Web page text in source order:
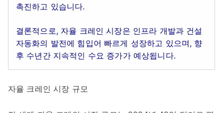
촉진하고 있습니다.
결론적으로, 자율 크레인 시장은 인프라 개발과 건설
자동화의 발전에 힘입어 빠르게 성장하고 있으며, 향
후 수년간 지속적인 수요 증가가 예상됩니다.
자율 크레인 시장 규모